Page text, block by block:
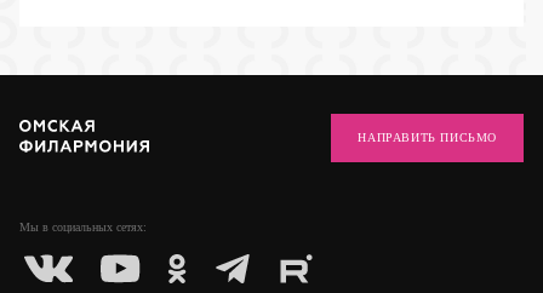
Мы в социальных сетях:
НАПРАВИТЬ ПИСЬМО